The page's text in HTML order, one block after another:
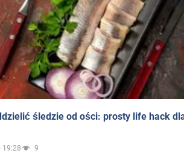
śledzie od ości: prosty life hack
19:28 9